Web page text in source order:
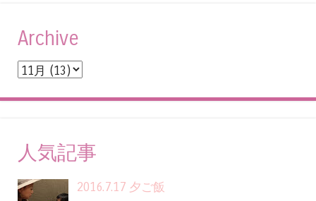
Archive
人気記事
2016.7.17 夕ご飯